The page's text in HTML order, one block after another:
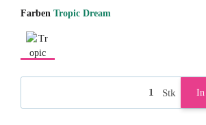
Farben Tropic Dream
Stk In